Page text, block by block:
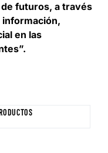
futuros, a través
en las